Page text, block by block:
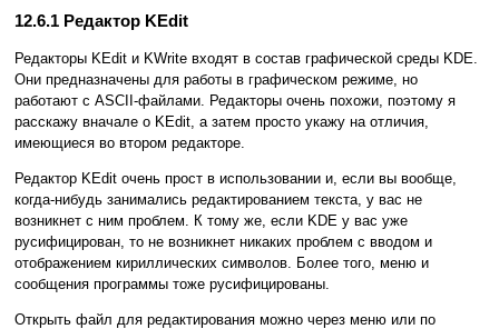
12.6.1 Редактор KEdit
Редакторы KEdit и KWrite входят в состав графической среды KDE.
Они предназначены для работы в графическом режиме, но
работают с ASCII-файлами. Редакторы очень похожи, поэтому я
расскажу вначале о KEdit, а затем просто укажу на отличия,
имеющиеся во втором редакторе.
Редактор KEdit очень прост в использовании и, если вы вообще,
когда-нибудь занимались редактированием текста, у вас не
возникнет с ним проблем. К тому же, если KDE у вас уже
русифицирован, то не возникнет никаких проблем с вводом и
отображением кириллических символов. Более того, меню и
сообщения программы тоже русифицированы.
Открыть файл для редактирования можно через меню или по